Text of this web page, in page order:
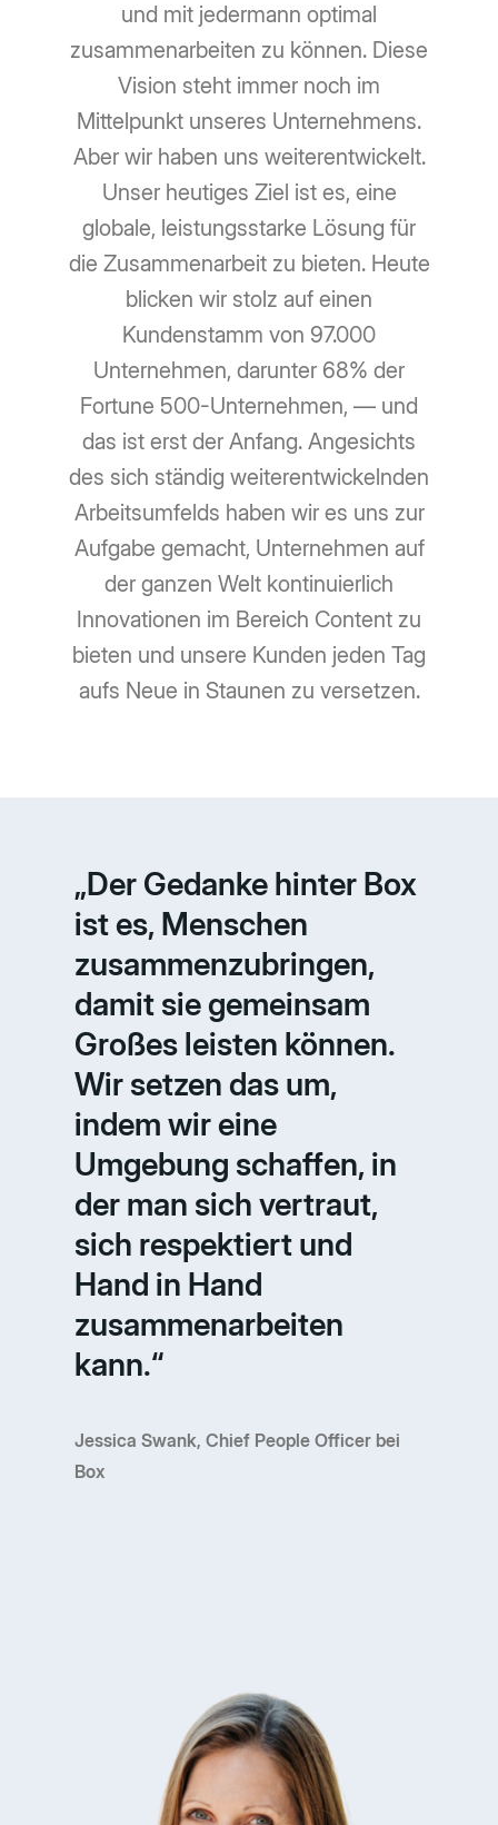
und mit jedermann optimal
zusammenarbeiten zu können. Diese
Vision steht immer noch im
Mittelpunkt unseres Unternehmens.
Aber wir haben uns weiterentwickelt.
Unser heutiges Ziel ist es, eine
globale, leistungsstarke Lösung für
die Zusammenarbeit zu bieten. Heute
blicken wir stolz auf einen
Kundenstamm von 97.000
Unternehmen, darunter 68% der
Fortune 500-Unternehmen, — und
das ist erst der Anfang. Angesichts
des sich ständig weiterentwickelnden
Arbeitsumfelds haben wir es uns zur
Aufgabe gemacht, Unternehmen auf
der ganzen Welt kontinuierlich
Innovationen im Bereich Content zu
bieten und unsere Kunden jeden Tag
aufs Neue in Staunen zu versetzen.
„Der Gedanke hinter Box
ist es, Menschen
zusammenzubringen,
damit sie gemeinsam
Großes leisten können.
Wir setzen das um,
indem wir eine
Umgebung schaffen, in
der man sich vertraut,
sich respektiert und
Hand in Hand
zusammenarbeiten
kann.“
Jessica Swank, Chief People Officer bei
Box